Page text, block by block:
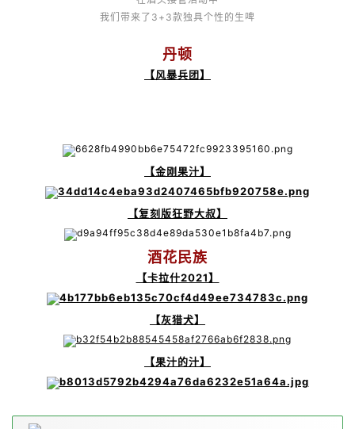
我们带来了3+3款独具个性的生啤
丹顿
【风暴兵团】
【金刚果汁】
【复刻版狂野大叔】
酒花民族
【卡拉什2021】
【灰猎犬】
【果汁的汁】